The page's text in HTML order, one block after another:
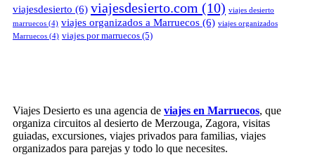
viajesdesierto (6) viajesdesierto.com (10) viajes desierto
marruecos (4) viajes organizados a Marruecos (6) viajes organizados
Marruecos (4) viajes por marruecos (5)
Viajes Desierto es una agencia de viajes en Marruecos, que
organiza circuitos al desierto de Merzouga, Zagora, visitas
guiadas, excursiones, viajes privados para familias, viajes
organizados para parejas y todo lo que necesites.